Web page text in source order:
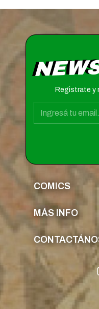
Registrate y
COMICS
MÁS INFO